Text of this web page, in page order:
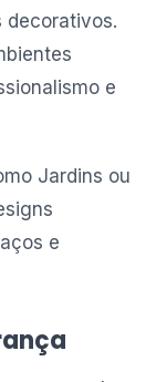
decorativos.
e
Jardins ou
e